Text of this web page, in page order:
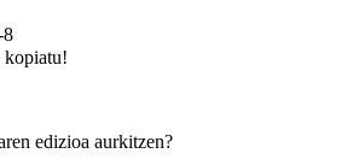
8
edizioa aurkitzen?